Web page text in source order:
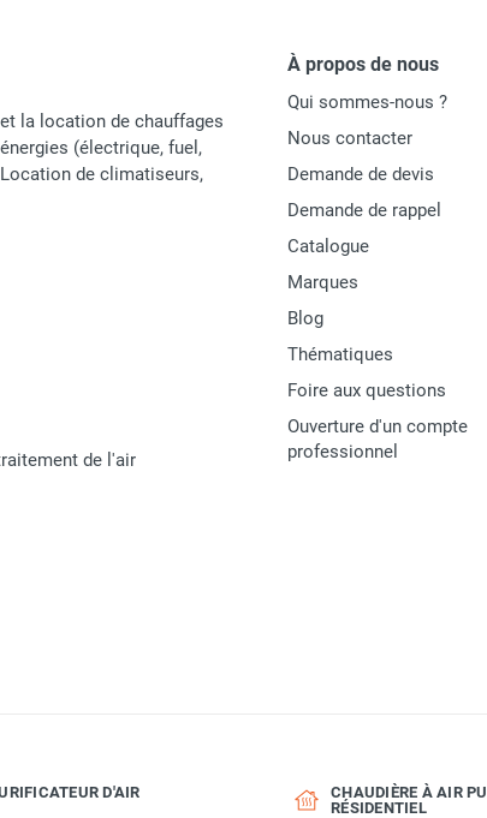
la location de chauffages
(électrique, fuel,
de climatiseurs,
de l'air
À propos de nous
Qui sommes-nous ?
Nous contacter
Demande de devis
Demande de rappel
Catalogue
Marques
Blog
Thématiques
Foire aux questions
Ouverture d'un compte
professionnel
D'AIR
CHAUDIÈRE À AIR
RÉSIDENTIEL